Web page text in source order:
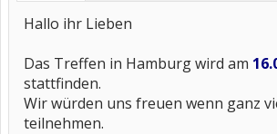
Hallo ihr Lieben
Das Treffen in Hamburg wird am
stattfinden.
Wir würden uns freuen wenn ganz
teilnehmen.